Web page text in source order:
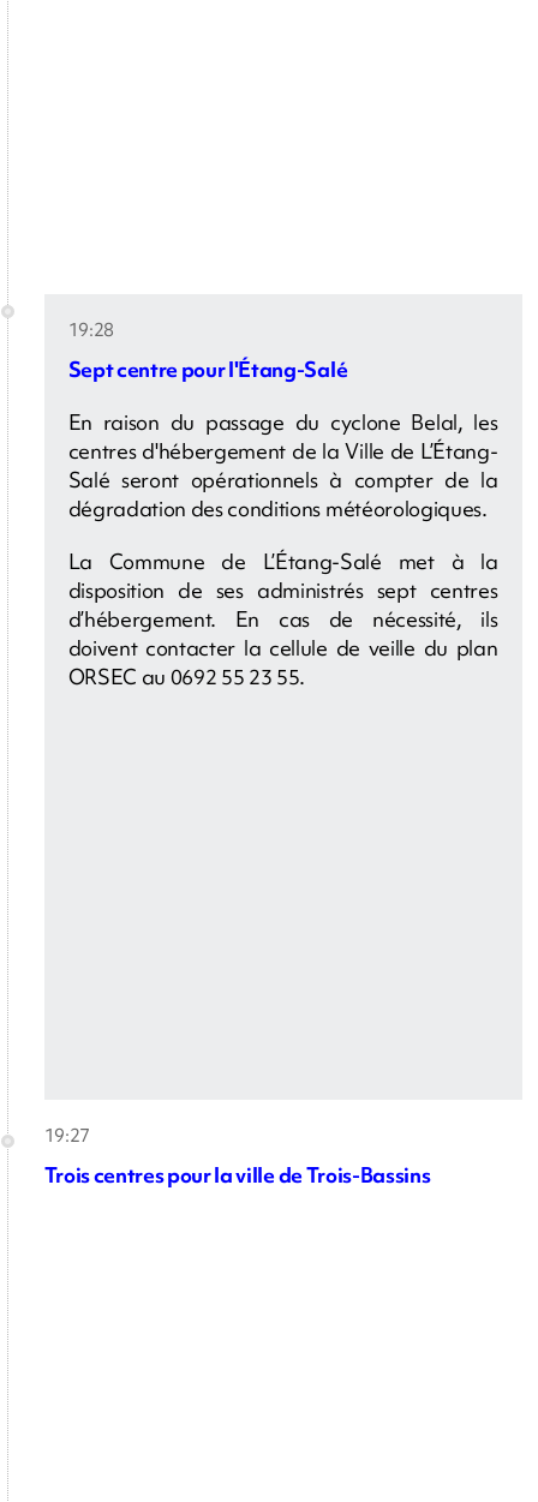
19:28
Sept centre pour l'Étang-Salé
En raison du passage du cyclone Belal, les
centres d'hébergement de la Ville de L’Étang-
Salé seront opérationnels à compter de la
dégradation des conditions météorologiques.
La Commune de L’Étang-Salé met à la
disposition de ses administrés sept centres
d’hébergement. En cas de nécessité, ils
doivent contacter la cellule de veille du plan
ORSEC au 0692 55 23 55.
19:27
Trois centres pour la ville de Trois-Bassins